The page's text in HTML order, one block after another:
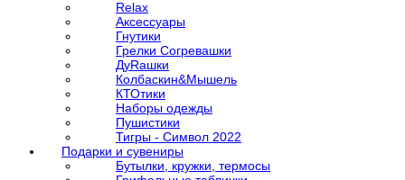
Relax
Аксессуары
Гнутики
Грелки Согревашки
ДуRашки
Колбаскин&Мышель
КТОтики
Наборы одежды
Пушистики
Тигры - Символ 2022
Подарки и сувениры
Бутылки, кружки, термосы